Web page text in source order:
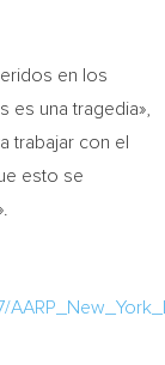
en los
es una tragedia»,
trabajar con el
esto se